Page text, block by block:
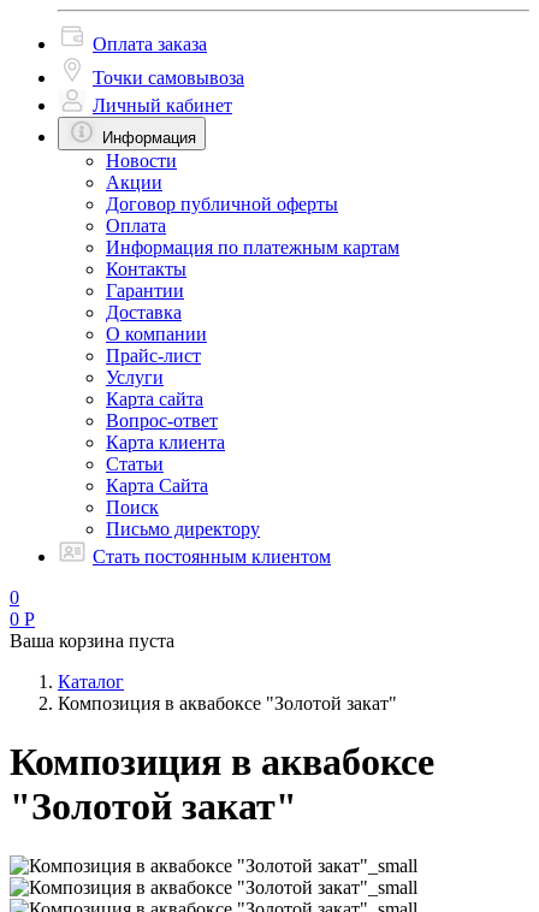
Оплата заказа
Точки самовывоза
Личный кабинет
Информация
Новости
Акции
Договор публичной оферты
Оплата
Информация по платежным картам
Контакты
Гарантии
Доставка
О компании
Прайс-лист
Услуги
Карта сайта
Вопрос-ответ
Карта клиента
Статьи
Карта Сайта
Поиск
Письмо директору
Стать постоянным клиентом
0
0 Р
Ваша корзина пуста
Каталог
Композиция в аквабоксе "Золотой закат"
Композиция в аквабоксе
"Золотой закат"